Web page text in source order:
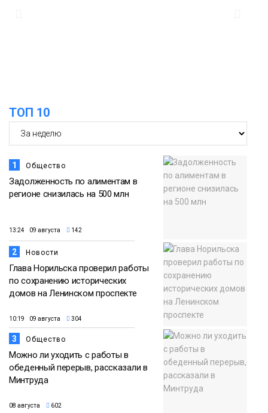
Спорт
ТОП 10
1 Общество
Задолженность по алиментам в
регионе снизилась на 500 млн
13:24 09 августа 142
2 Новости
Глава Норильска проверил работы
по сохранению исторических
домов на Ленинском проспекте
10:19 09 августа 304
3 Общество
Можно ли уходить с работы в
обеденный перерыв, рассказали в
Минтруда
08 августа 602